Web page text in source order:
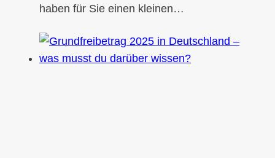
haben für Sie einen kleinen…